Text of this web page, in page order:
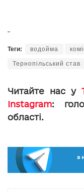
Теги: водойма
Тернопільський став
Читайте нас у
Instagram:
області.